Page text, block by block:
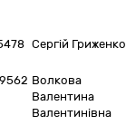
Сергій Гриженко
Волкова
Валентина
Валентинівна